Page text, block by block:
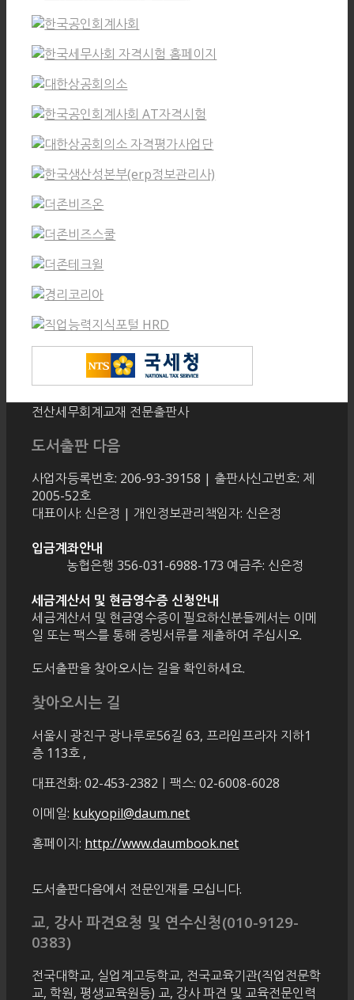
전산세무회계교재 전문출판사
도서출판 다음
사업자등록번호: 206-93-39158 | 출판사신고번호: 제
2005-52호
대표이사: 신은정 | 개인정보관리책임자: 신은정
입금계좌안내
농협은행 356-031-6988-173 예금주: 신은정
세금계산서 및 현금영수증 신청안내
세금계산서 및 현금영수증이 필요하신분들께서는 이메
일 또는 팩스를 통해 증빙서류를 제출하여 주십시오.
도서출판을 찾아오시는 길을 확인하세요.
찾아오시는 길
서울시 광진구 광나루로56길 63, 프라임프라자 지하1
층 113호 ,
대표전화: 02-453-2382ㅣ팩스: 02-6008-6028
이메일: kukyopil@daum.net
홈페이지: http://www.daumbook.net
도서출판다음에서 전문인재를 모십니다.
교, 강사 파견요청 및 연수신청(010-9129-
0383)
전국대학교, 실업계고등학교, 전국교육기관(직업전문학
교, 학원, 평생교육원등) 교, 강사 파견 및 교육전문인력